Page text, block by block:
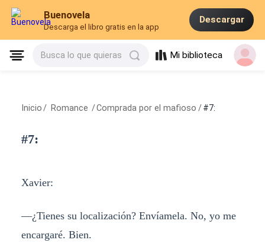
Buenovela
Descarga el libro gratis en la app
Descargar
Busca lo que quieras Mi biblioteca
Inicio / Romance /Comprada por el mafioso / #7:
#7:
Xavier:
—¿Tienes su localización? Envíamela. No, yo me
encargaré. Bien.